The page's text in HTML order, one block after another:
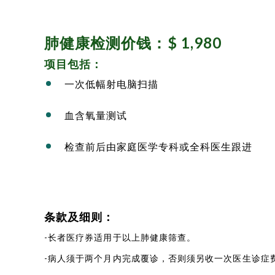
肺健康检测价钱：$ 1,980
项目包括：
一次低幅射电脑扫描
血含氧量测试
检查前后由家庭医学专科或全科医生跟进
条款及细则：
-长者医疗券适用于以上肺健康筛查。
-病人须于两个月内完成覆诊，否则须另收一次医生诊症